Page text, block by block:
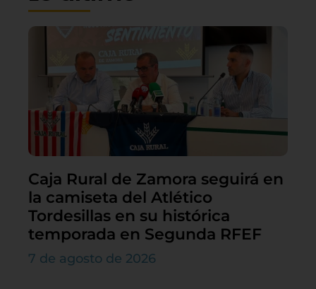
Caja Rural de Zamora seguirá en
la camiseta del Atlético
Tordesillas en su histórica
temporada en Segunda RFEF
7 de agosto de 2026